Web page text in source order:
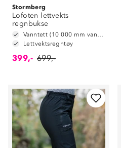
Stormberg
Lofoten lettvekts
regnbukse
Vanntett (10 000 mm vannsøyle)
Lettvektsregntøy
399,- 699,-